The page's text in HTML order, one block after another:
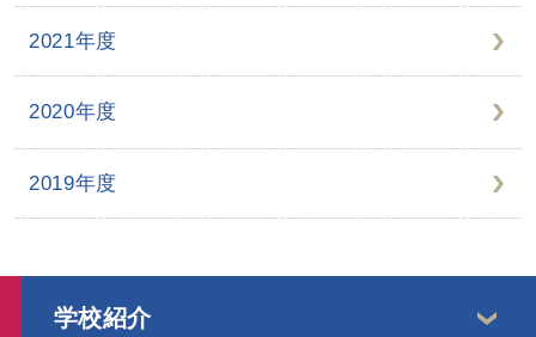
2021年度
2020年度
2019年度
学校紹介